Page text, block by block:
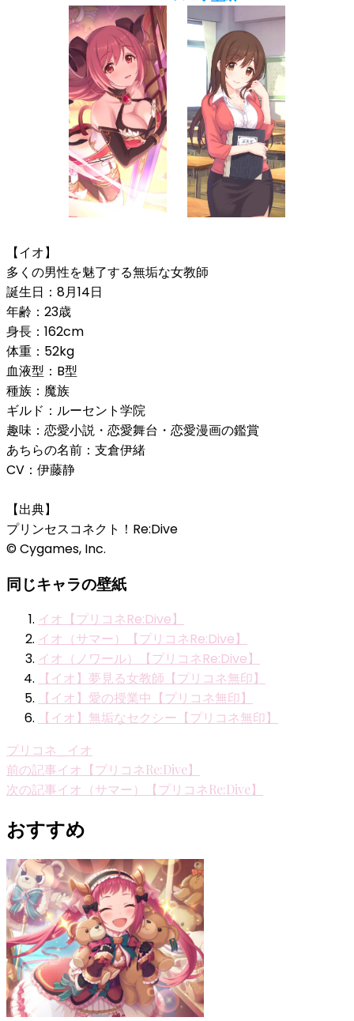
【イオ】
多くの男性を魅了する無垢な女教師
誕生日：8月14日
年齢：23歳
身長：162cm
体重：52kg
血液型：B型
種族：魔族
ギルド：ルーセント学院
趣味：恋愛小説・恋愛舞台・恋愛漫画の鑑賞
あちらの名前：支倉伊緒
CV：伊藤静
【出典】
プリンセスコネクト！Re:Dive
© Cygames, Inc.
同じキャラの壁紙
イオ【プリコネRe:Dive】
イオ（サマー）【プリコネRe:Dive】
イオ（ノワール）【プリコネRe:Dive】
【イオ】夢見る女教師【プリコネ無印】
【イオ】愛の授業中【プリコネ無印】
【イオ】無垢なセクシー【プリコネ無印】
プリコネ_イオ
投
稿
ナ
ビ
ゲ
ー
シ
ョ
ン
前の記事イオ【プリコネRe:Dive】
次の記事イオ（サマー）【プリコネRe:Dive】
おすすめ